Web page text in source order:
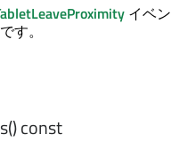
イベ
です。
() const